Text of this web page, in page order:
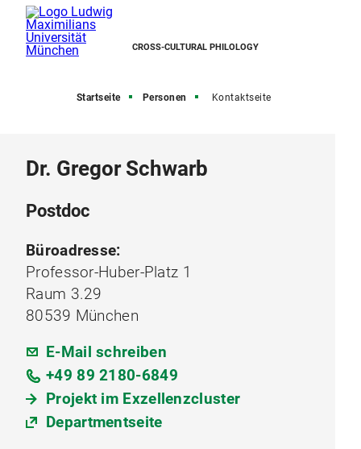
CROSS-CULTURAL PHILOLOGY
Startseite Personen Kontaktseite
Dr. Gregor Schwarb
Postdoc
Büroadresse:
Professor-Huber-Platz 1
Raum 3.29
80539 München
E-Mail schreiben
+49 89 2180-6849
Projekt im Exzellenzcluster
Departmentseite